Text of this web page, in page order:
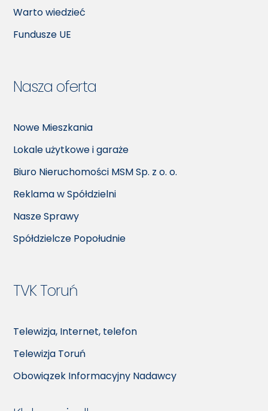
Warto wiedzieć
Fundusze UE
Nasza oferta
Nowe Mieszkania
Lokale użytkowe i garaże
Biuro Nieruchomości MSM Sp. z o. o.
Reklama w Spółdzielni
Nasze Sprawy
Spółdzielcze Popołudnie
TVK Toruń
Telewizja, Internet, telefon
Telewizja Toruń
Obowiązek Informacyjny Nadawcy